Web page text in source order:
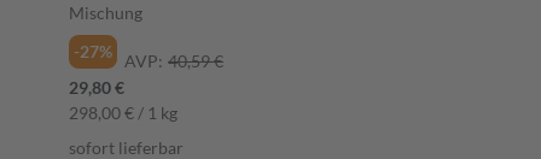
Mischung
-27%
AVP: 40,59 €
29,80 €
298,00 € / 1 kg
sofort lieferbar